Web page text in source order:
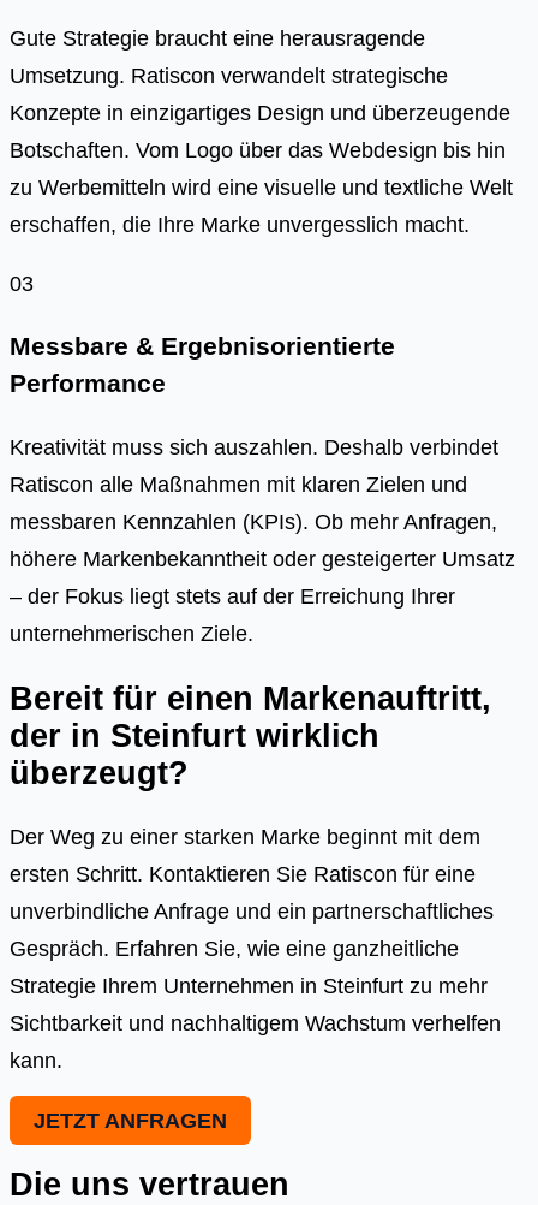
Gute Strategie braucht eine herausragende
Umsetzung. Ratiscon verwandelt strategische
Konzepte in einzigartiges Design und überzeugende
Botschaften. Vom Logo über das Webdesign bis hin
zu Werbemitteln wird eine visuelle und textliche Welt
erschaffen, die Ihre Marke unvergesslich macht.
03
Messbare & Ergebnisorientierte
Performance
Kreativität muss sich auszahlen. Deshalb verbindet
Ratiscon alle Maßnahmen mit klaren Zielen und
messbaren Kennzahlen (KPIs). Ob mehr Anfragen,
höhere Markenbekanntheit oder gesteigerter Umsatz
– der Fokus liegt stets auf der Erreichung Ihrer
unternehmerischen Ziele.
Bereit für einen Markenauftritt,
der in Steinfurt wirklich
überzeugt?
Der Weg zu einer starken Marke beginnt mit dem
ersten Schritt. Kontaktieren Sie Ratiscon für eine
unverbindliche Anfrage und ein partnerschaftliches
Gespräch. Erfahren Sie, wie eine ganzheitliche
Strategie Ihrem Unternehmen in Steinfurt zu mehr
Sichtbarkeit und nachhaltigem Wachstum verhelfen
kann.
JETZT ANFRAGEN
Die uns vertrauen